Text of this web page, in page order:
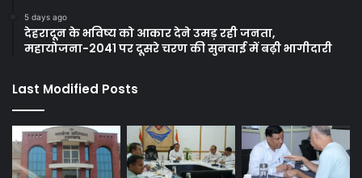
5 days ago
देहरादून के भविष्य को आकार देने उमड़ रही जनता,
महायोजना-2041 पर दूसरे चरण की सुनवाई में बढ़ी भागीदारी
Last Modified Posts